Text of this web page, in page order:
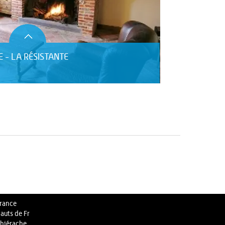
- LA RÉSISTANTE
de Fr